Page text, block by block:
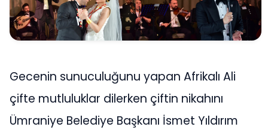
Gecenin sunuculuğunu yapan Afrikalı Ali
çifte mutluluklar dilerken çiftin nikahını
Ümraniye Belediye Başkanı İsmet Yıldırım